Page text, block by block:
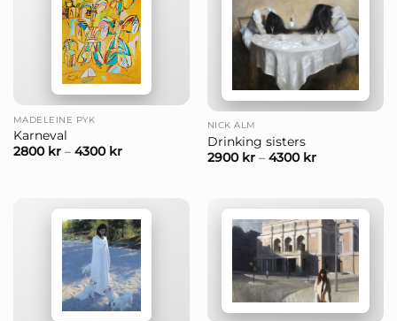
MADELEINE PYK
Karneval
2800 kr– 4300 kr
NICK ALM
Drinking sisters
2900 kr– 4300 kr